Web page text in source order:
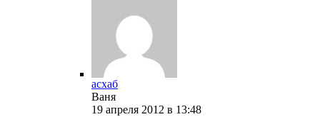
асхаб
Ваня
19 апреля 2012 в 13:48